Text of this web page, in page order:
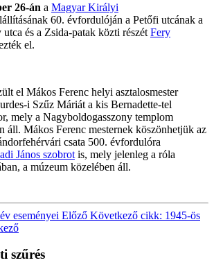
26-án a Magyar Királyi
60. évfordulóján a Petőfi utcának a
és a Zsida-patak közti részét Fery
el.
el Mákos Ferenc helyi asztalosmester
i Szűz Máriát a kis Bernadette-tel
mely a Nagyboldogasszony templom
áll. Mákos Ferenc mesternek köszönhetjük az
csata 500. évfordulóra
János szobrot is, mely jelenleg a róla
a múzeum közelében áll.
eseményei Előző Következő cikk: 1945-ös
szűrés